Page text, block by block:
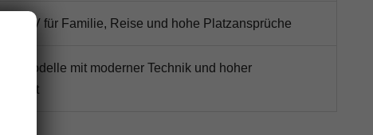
SUV für Familie, Reise und hohe Platzansprüche
Modelle mit moderner Technik und hoher